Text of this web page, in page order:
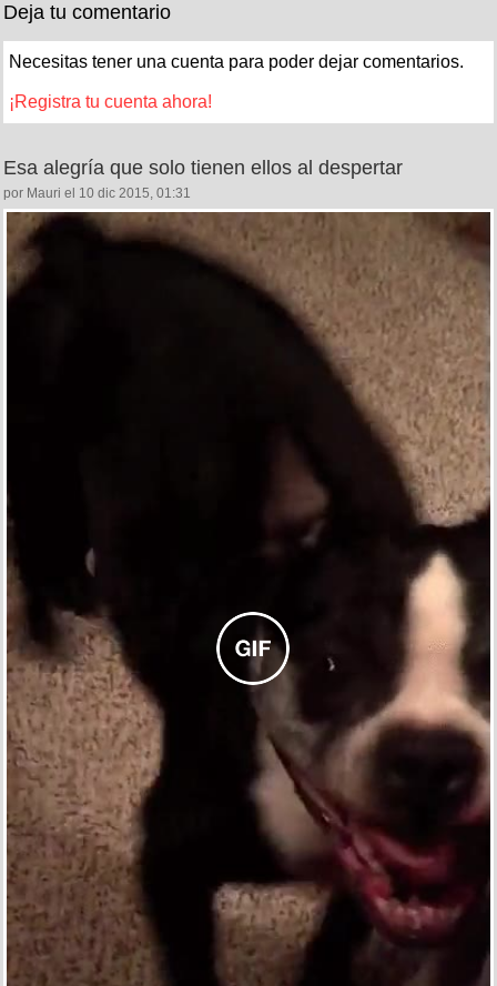
Deja tu comentario
Necesitas tener una cuenta para poder dejar comentarios.
¡Registra tu cuenta ahora!
Esa alegría que solo tienen ellos al despertar
por Mauri el 10 dic 2015, 01:31